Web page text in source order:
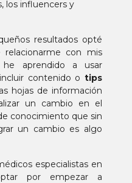
los influencers y
resultados opté
con mis
he aprendido a usar
contenido o tips
hojas de información
un cambio en el
conocimiento que sin
un cambio es algo
especialistas en
por empezar a